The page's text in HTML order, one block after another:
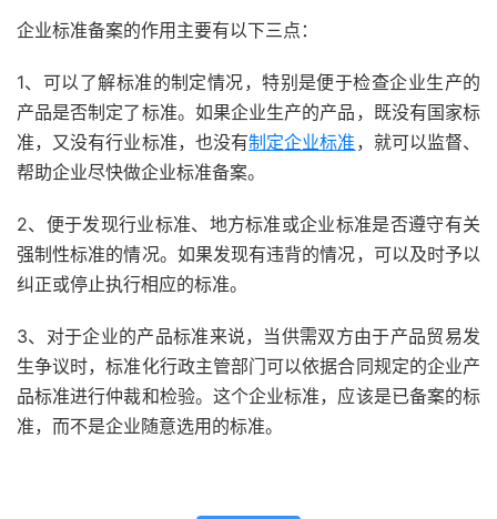
企业标准备案的作用主要有以下三点：
1、可以了解标准的制定情况，特别是便于检查企业生产的
产品是否制定了标准。如果企业生产的产品，既没有国家标
准，又没有行业标准，也没有制定企业标准 ，就可以监督、
帮助企业尽快做企业标准备案。
2、便于发现行业标准、地方标准或企业标准是否遵守有关
强制性标准的情况。如果发现有违背的情况，可以及时予以
纠正或停止执行相应的标准。
3、对于企业的产品标准来说，当供需双方由于产品贸易发
生争议时，标准化行政主管部门可以依据合同规定的企业产
品标准进行仲裁和检验。这个企业标准，应该是已备案的标
准，而不是企业随意选用的标准。